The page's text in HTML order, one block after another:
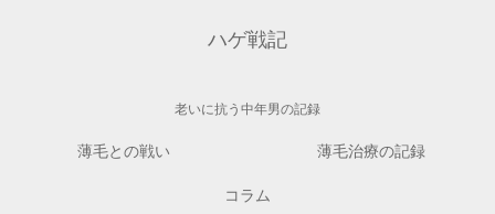
ハゲ戦記
老いに抗う中年男の記録
薄毛との戦い 薄毛治療の記録
コラム